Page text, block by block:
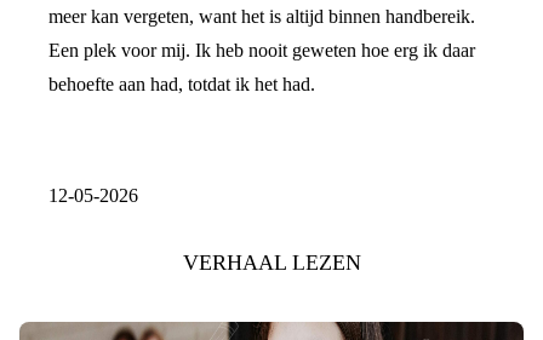
meer kan vergeten, want het is altijd binnen handbereik.
Een plek voor mij. Ik heb nooit geweten hoe erg ik daar
behoefte aan had, totdat ik het had.
12-05-2026
VERHAAL LEZEN